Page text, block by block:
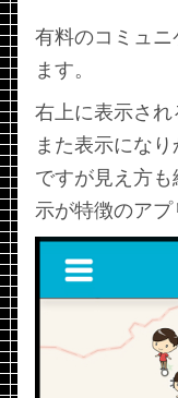
有料のコミュ
ます。
右上に表示さ
また表示にな
ですが見え方
示が特徴のアプ